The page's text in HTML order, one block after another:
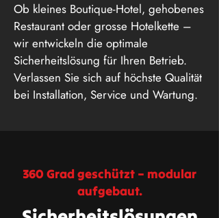
Ob kleines Boutique-Hotel, gehobenes
Restaurant oder grosse Hotelkette –
wir entwickeln die optimale
Sicherheitslösung für Ihren Betrieb.
Verlassen Sie sich auf höchste Qualität
bei Installation, Service und Wartung.
360 Grad geschützt – modular
aufgebaut.